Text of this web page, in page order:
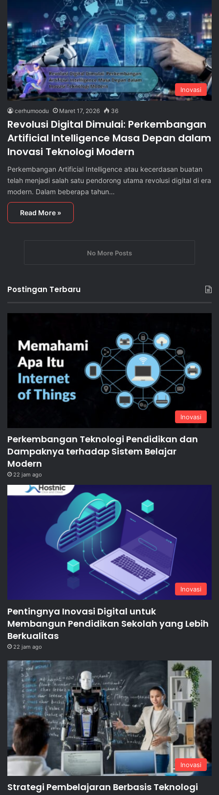
Inovasi
cerhumoodu Maret 17, 2026 36
Revolusi Digital Dimulai: Perkembangan
Artificial Intelligence Masa Depan dalam
Inovasi Teknologi Modern
Perkembangan Artificial Intelligence atau kecerdasan buatan
telah menjadi salah satu pendorong utama revolusi digital di era
modern. Dalam beberapa tahun…
Read More »
No More Posts
Postingan Terbaru
Inovasi
Perkembangan Teknologi Pendidikan dan
Dampaknya terhadap Sistem Belajar
Modern
22 jam ago
Inovasi
Pentingnya Inovasi Digital untuk
Membangun Pendidikan Sekolah yang Lebih
Berkualitas
22 jam ago
Inovasi
Strategi Pembelajaran Berbasis Teknologi